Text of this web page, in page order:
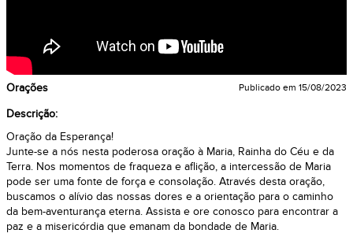
Orações Publicado em 15/08/2023
Descrição:
Oração da Esperança!
Junte-se a nós nesta poderosa oração à Maria, Rainha do Céu e da
Terra. Nos momentos de fraqueza e aflição, a intercessão de Maria
pode ser uma fonte de força e consolação. Através desta oração,
buscamos o alívio das nossas dores e a orientação para o caminho
da bem-aventurança eterna. Assista e ore conosco para encontrar a
paz e a misericórdia que emanam da bondade de Maria.